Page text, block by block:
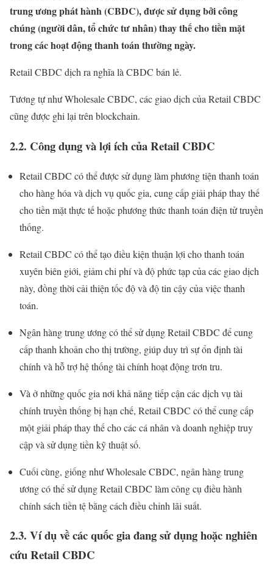
trung ương phát hành(CBDC), được sử dụng bởi công
chúng (người dân, tổ chức tư nhân) thay thế cho tiền mặt
trong các hoạt động thanh toán thường ngày.
Retail CBDC dịch ra nghĩa là CBDC bán lẻ.
Tương tự như Wholesale CBDC, các giao dịch của Retail CBDC
cũng được ghi lại trên blockchain.
2.2. Công dụng và lợi ích của Retail CBDC
Retail CBDC có thể được sử dụng làm phương tiện thanh toán
cho hàng hóa và dịch vụ quốc gia, cung cấp giải pháp thay thế
cho tiền mặt thực tế hoặc phương thức thanh toán điện tử truyền
thống.
Retail CBDC có thể tạo điều kiện thuận lợi cho thanh toán
xuyên biên giới, giảm chi phí và độ phức tạp của các giao dịch
này, đồng thời cải thiện tốc độ và độ tin cậy của việc thanh
toán.
Ngân hàng trung ương có thể sử dụng Retail CBDC để cung
cấp thanh khoản cho thị trường, giúp duy trì sự ổn định tài
chính và hỗ trợ hệ thống tài chính hoạt động trơn tru.
Và ở những quốc gia nơi khả năng tiếp cận các dịch vụ tài
chính truyền thống bị hạn chế, Retail CBDC có thể cung cấp
một giải pháp thay thế cho các cá nhân và doanh nghiệp truy
cập và sử dụng tiền kỹ thuật số.
Cuối cùng, giống như Wholesale CBDC, ngân hàng trung
ương có thể sử dụng Retail CBDC làm công cụ điều hành
chính sách tiền tệ bằng cách điều chỉnh lãi suất.
2.3. Ví dụ về các quốc gia đang sử dụng hoặc nghiên
cứu Retail CBDC